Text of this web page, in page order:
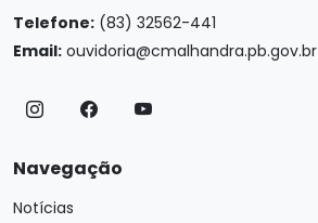
Telefone: (83) 32562-441
Email: ouvidoria@cmalhandra.pb.gov.br
Navegação
Notícias